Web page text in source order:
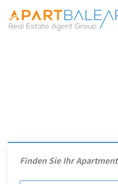
Finden Sie Ihr Apartment